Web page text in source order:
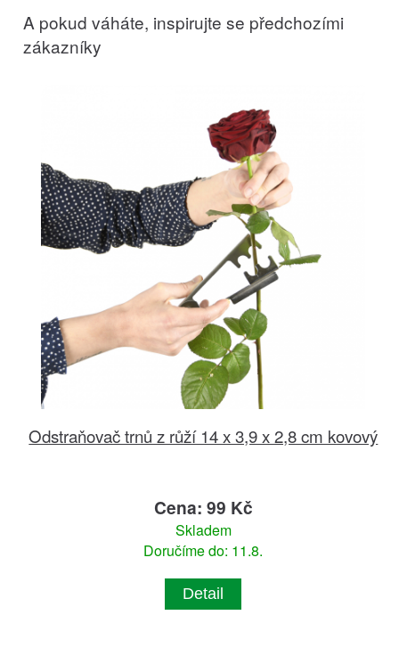
A pokud váháte, inspirujte se předchozími
zákazníky
Odstraňovač trnů z růží 14 x 3,9 x 2,8 cm kovový
Cena: 99 Kč
Skladem
Doručíme do: 11.8.
Detail